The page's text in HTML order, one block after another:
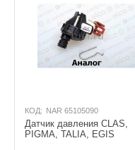
КОД: NAR 65105090
Датчик давления CLAS,
PIGMA, TALIA, EGIS